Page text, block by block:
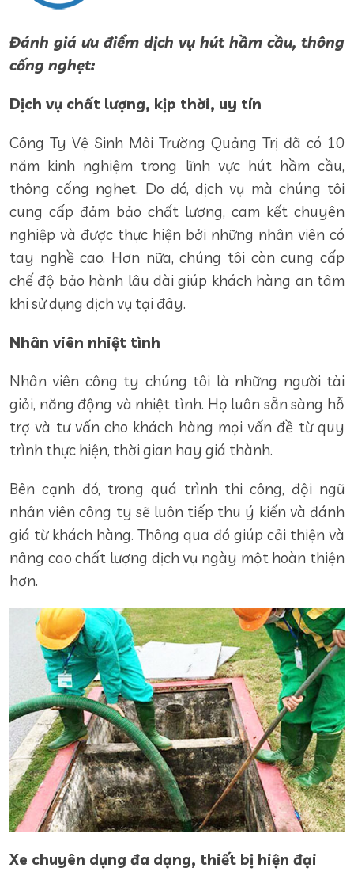
Đánh giá ưu điểm dịch vụ hút hầm cầu, thông
cống nghẹt:
Dịch vụ chất lượng, kịp thời, uy tín
Công Ty Vệ Sinh Môi Trường Quảng Trị đã có 10
năm kinh nghiệm trong lĩnh vực hút hầm cầu,
thông cống nghẹt. Do đó, dịch vụ mà chúng tôi
cung cấp đảm bảo chất lượng, cam kết chuyên
nghiệp và được thực hiện bởi những nhân viên có
tay nghề cao. Hơn nữa, chúng tôi còn cung cấp
chế độ bảo hành lâu dài giúp khách hàng an tâm
khi sử dụng dịch vụ tại đây.
Nhân viên nhiệt tình
Nhân viên công ty chúng tôi là những người tài
giỏi, năng động và nhiệt tình. Họ luôn sẵn sàng hỗ
trợ và tư vấn cho khách hàng mọi vấn đề từ quy
trình thực hiện, thời gian hay giá thành.
Bên cạnh đó, trong quá trình thi công, đội ngũ
nhân viên công ty sẽ luôn tiếp thu ý kiến và đánh
giá từ khách hàng. Thông qua đó giúp cải thiện và
nâng cao chất lượng dịch vụ ngày một hoàn thiện
hơn.
Xe chuyên dụng đa dạng, thiết bị hiện đại